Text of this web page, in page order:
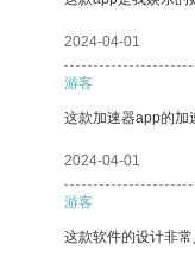
2024-04-01
游客
这款加速器app的加
2024-04-01
游客
这款软件的设计非常